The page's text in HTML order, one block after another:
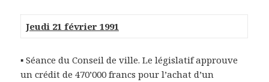
Jeudi 21 février 1991
▪ Séance du Conseil de ville. Le législatif approuve
un crédit de 470’000 francs pour l’achat d’un